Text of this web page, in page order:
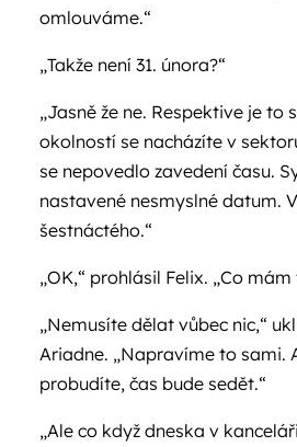
omlouváme.“
„Takže není 31. února?“
„Jasně že ne. Respektive je to
okolností se nacházíte v
se nepovedlo zavedení času.
nastavené nesmyslné datum.
šestnáctého.“
„OK,“ prohlásil Felix. „Co
„Nemusíte dělat vůbec nic,“
Ariadne. „Napravíme to sami.
probudíte, čas bude sedět.“
„Ale co když dneska v